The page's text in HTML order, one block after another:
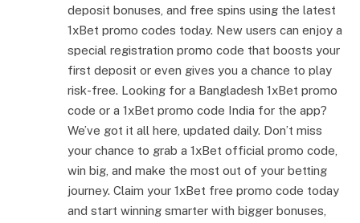
deposit bonuses, and free spins using the latest
1xBet promo codes today. New users can enjoy a
special registration promo code that boosts your
first deposit or even gives you a chance to play
risk-free. Looking for a Bangladesh 1xBet promo
code or a 1xBet promo code India for the app?
We’ve got it all here, updated daily. Don’t miss
your chance to grab a 1xBet official promo code,
win big, and make the most out of your betting
journey. Claim your 1xBet free promo code today
and start winning smarter with bigger bonuses,